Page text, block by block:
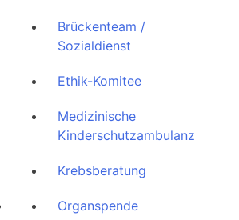
Brückenteam /
Sozialdienst
Ethik-Komitee
Medizinische
Kinderschutzambulanz
Krebsberatung
Organspende